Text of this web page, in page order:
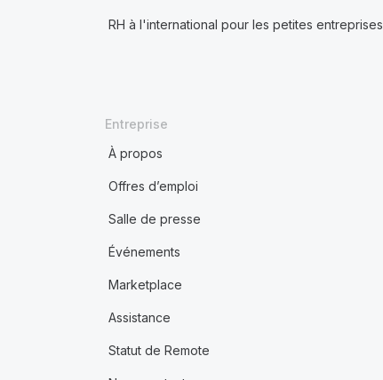
RH à l'international pour les petites entreprises
Entreprise
À propos
Offres d’emploi
Salle de presse
Événements
Marketplace
Assistance
Statut de Remote